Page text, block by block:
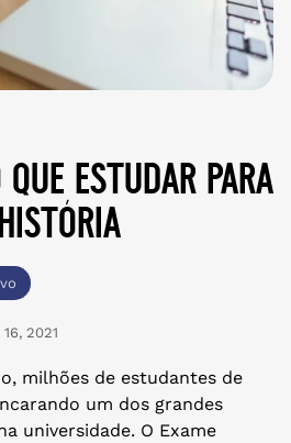
que estudar para
2021
milhões de estudantes de
um dos grandes
universidade. O Exame